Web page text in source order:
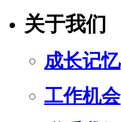
关于我们
成长记忆
工作机会